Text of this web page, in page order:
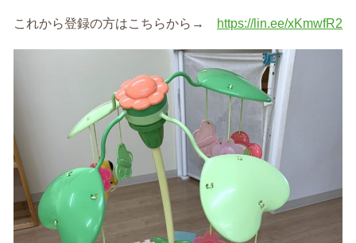
これから登録の方はこちらから→ https://lin.ee/xKmwfR2